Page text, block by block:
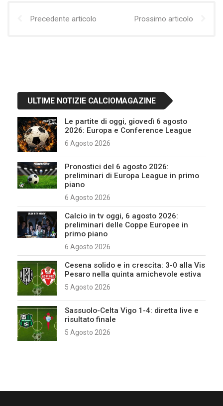
Precedente articolo Prossimo articolo
ULTIME NOTIZIE CALCIOMAGAZINE
Le partite di oggi, giovedì 6 agosto
2026: Europa e Conference League
6 Agosto 2026
Pronostici del 6 agosto 2026:
preliminari di Europa League in primo
piano
6 Agosto 2026
Calcio in tv oggi, 6 agosto 2026:
preliminari delle Coppe Europee in
primo piano
6 Agosto 2026
Cesena solido e in crescita: 3-0 alla Vis
Pesaro nella quinta amichevole estiva
5 Agosto 2026
Sassuolo-Celta Vigo 1-4: diretta live e
risultato finale
5 Agosto 2026